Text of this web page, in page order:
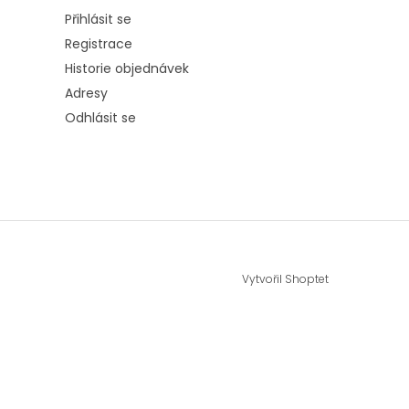
Přihlásit se
Registrace
Historie objednávek
Adresy
Odhlásit se
Vytvořil Shoptet